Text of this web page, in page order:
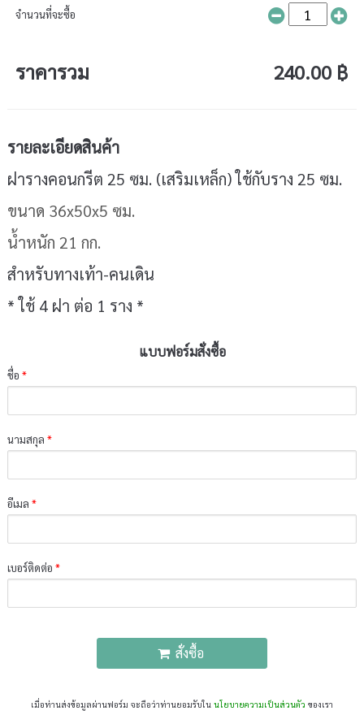
จำนวนที่จะซื้อ
ราคารวม 240.00 ฿
รายละเอียดสินค้า
ฝารางคอนกรีต 25 ซม. (เสริมเหล็ก) ใช้กับราง 25 ซม.
ขนาด 36x50x5 ซม.
น้ำหนัก 21 กก.
สำหรับทางเท้า-คนเดิน
* ใช้ 4 ฝา ต่อ 1 ราง *
แบบฟอร์มสั่งซื้อ
ชื่อ*
นามสกุล*
อีเมล*
เบอร์ติดต่อ*
สั่งซื้อ
เมื่อท่านส่งข้อมูลผ่านฟอร์ม จะถือว่าท่านยอมรับใน นโยบายความเป็นส่วนตัว ของเรา